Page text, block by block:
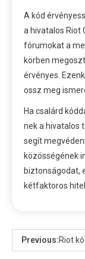
A kód
a hivatalos Riot
fórumokat a
körben
érvényes.
ossz meg
Ha csalárd
nek a hivatalos
segít
közösségének
biztonságodat,
kétfaktoros
Previous:Riot